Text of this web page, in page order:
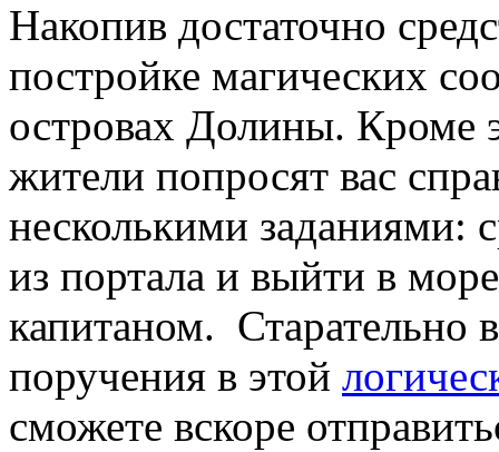
Накопив достаточно
постройке магических
островах Долины. Кроме
жители попросят вас
несколькими заданиями:
из портала и выйти в
капитаном. Старательно
поручения в этой
сможете вскоре